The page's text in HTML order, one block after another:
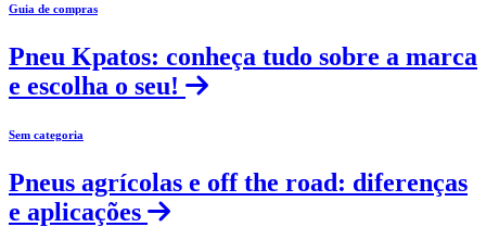
Guia de compras
Pneu Kpatos: conheça tudo sobre a marca
e escolha o seu!
Sem categoria
Pneus agrícolas e off the road: diferenças
e aplicações